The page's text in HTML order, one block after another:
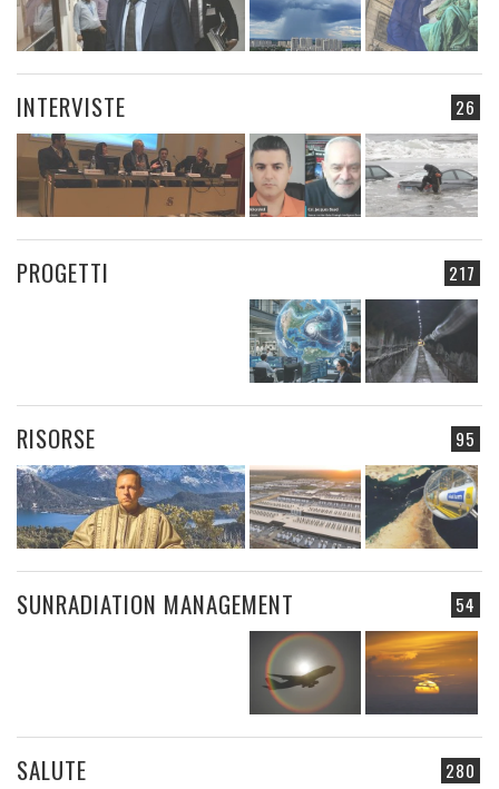
26
INTERVISTE
217
PROGETTI
95
RISORSE
54
SUNRADIATION MANAGEMENT
280
SALUTE